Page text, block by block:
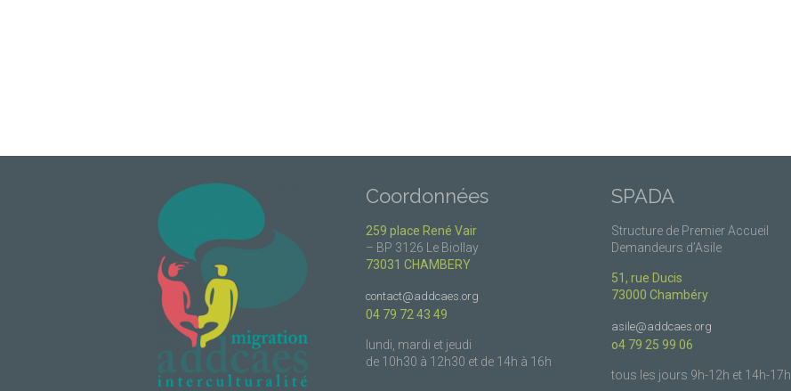
Coordonnées
259 place René Vair
– BP 3126 Le Biollay
73031 CHAMBERY
contact@addcaes.org
04 79 72 43 49
lundi, mardi et jeudi
de 10h30 à 12h30 et de 14h à 16h
SPADA
Structure de Premier Accueil
Demandeurs d’Asile
51, rue Ducis
73000 Chambéry
asile@addcaes.org
o4 79 25 99 06
tous les jours 9h-12h et 14h-17h